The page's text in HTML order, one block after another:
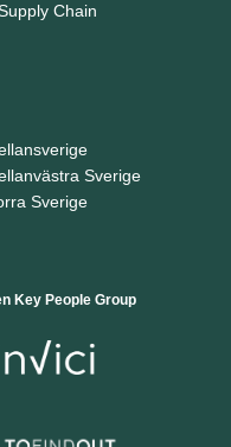
Chain
Sverige
Sverige
Key People Group